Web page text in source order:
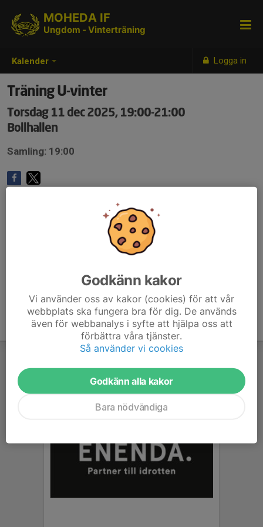
Kalender Logga in
MOHEDA IF
Ungdom - Vinterträning
Träning U-vinter
Torsdag 11 dec 2025, 19:00-21:00
Bollhallen
Samling: 19:00
Godkänn kakor
Vi använder oss av kakor (cookies) för att vår
webbplats ska fungera bra för dig. De används
även för webbanalys i syfte att hjälpa oss att
förbättra våra tjänster.
Så använder vi cookies
Godkänn alla kakor
Bara nödvändiga